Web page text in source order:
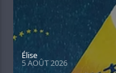
Élise
5 AOÛT 2026